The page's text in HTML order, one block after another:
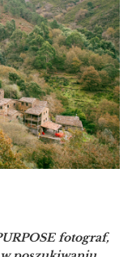
fotograf,